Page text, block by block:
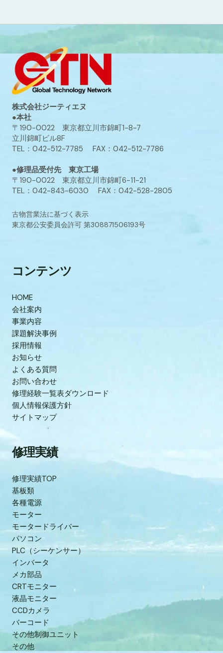
株式会社ジーティエヌ
●本社
〒190-0022 東京都立川市錦町1-8-7
立川錦町ビル8F
TEL：042-512-7785 FAX：042-512-7786
●修理品受付先 東京工場
〒190-0022 東京都立川市錦町6-11-21
TEL：042-843-6030 FAX：042-528-2805
古物営業法に基づく表示
東京都公安委員会許可 第308871506193号
コンテンツ
HOME
会社案内
事業内容
課題解決事例
採用情報
お知らせ
よくある質問
お問い合わせ
修理経験一覧表ダウンロード
個人情報保護方針
サイトマップ
修理実績
修理実績TOP
基板類
各種電源
モーター
モータードライバー
パソコン
PLC（シーケンサー）
インバータ
メカ部品
CRTモニター
液晶モニター
CCDカメラ
バーコード
その他制御ユニット
その他